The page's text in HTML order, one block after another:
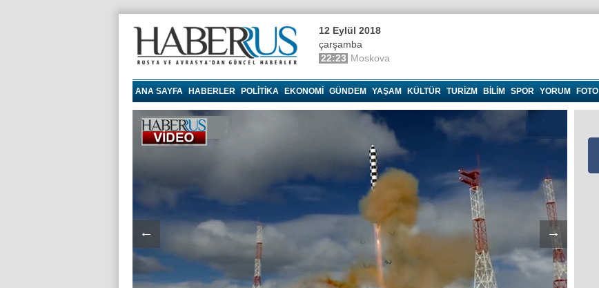
12 Eylül 2018
çarşamba
22:23 Moskova
ANA SAYFA HABERLER POLITIKA EKONOMI GÜNDEM YAŞAM KÜLTÜR TURIZM BILIM SPOR YORUM FOTO
← →